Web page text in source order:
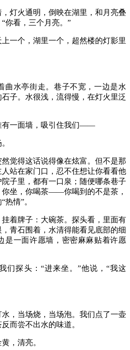
火通明，倒映在湖里，和月亮叠
你看，三个月亮。”
个，湖里一个，超然楼的灯影里
水亭街走。巷子不宽，一边是水
子。水很浅，流得慢，在灯火里泛
一面墙，吸引住我们——
得这话说得像在炫富。但不是那
站在家门口，忍不住想让你看看他
子里，都有一口泉；随便哪条巷子
你坐，你喝茶——你喝到的不是茶，
情”。
牌子：大碗茶。探头看，里面有
青石围着，水清得能看见底部的细
是一面许愿墙，密密麻麻贴着许愿
探头：“进来坐。”他说，“我这
当场烧，当场泡。我们点了一壶
而尝不出水的味道。
，清亮。